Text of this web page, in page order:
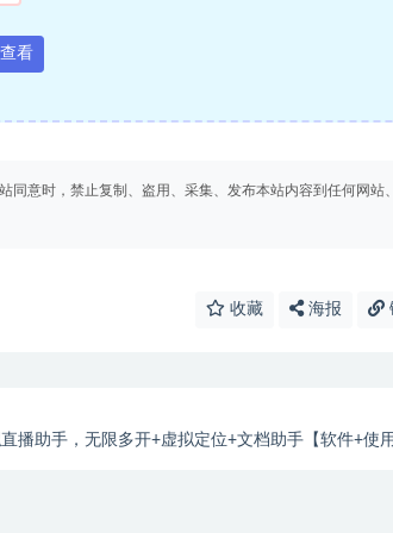
看
意时，禁止复制、盗用、采集、发布本站内容到任何网站、
收藏 海报
播助手，无限多开+虚拟定位+文档助手【软件+使用